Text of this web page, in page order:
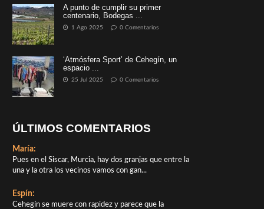
A punto de cumplir su primer
centenario, Bodegas ...
1 Ago 2025 0 Comentarios
‘Atmósfera Sport’ de Cehegín, un
espacio ...
25 Jul 2025 0 Comentarios
ÚLTIMOS COMENTARIOS
María:
Pues en el Siscar, Murcia, hay dos granjas que entre la
una y la otra los vecinos vamos con gan...
Espín:
Cehegín se muere con rapidez y parece que la